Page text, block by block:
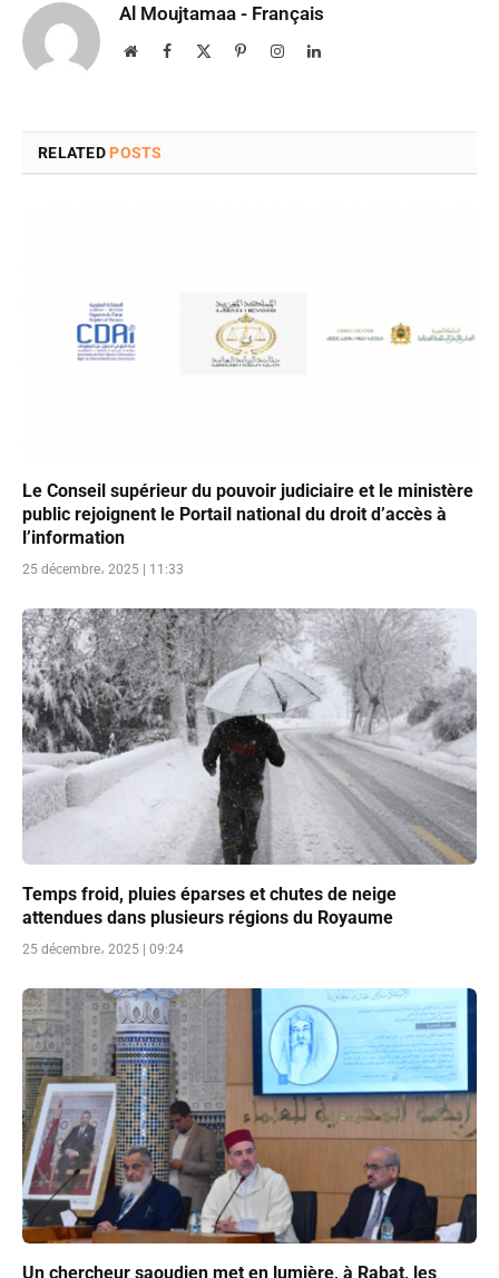
Al Moujtamaa - Français
WebsiteFacebook PinterestInstagramLinkedIn
RELATED POSTS
Le Conseil supérieur du pouvoir judiciaire et le ministère
public rejoignent le Portail national du droit d’accès à
l’information
25 décembre، 2025 | 11:33
Temps froid, pluies éparses et chutes de neige
attendues dans plusieurs régions du Royaume
25 décembre، 2025 | 09:24
Un chercheur saoudien met en lumière, à Rabat, les